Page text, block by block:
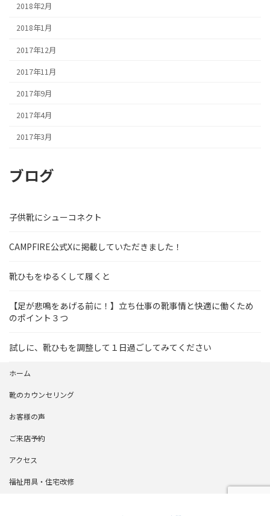
2018年2月
2018年1月
2017年12月
2017年11月
2017年9月
2017年4月
2017年3月
ブログ
子供靴にシューコネクト
CAMPFIRE公式Xに掲載していただきました！
靴ひもをゆるくして履くと
【足が悲鳴をあげる前に！】立ち仕事の靴事情と快適に働くため
のポイント３つ
試しに、靴ひもを調整して１日過ごしてみてください
ホーム
靴のカウンセリング
お客様の声
ご来店予約
アクセス
福祉用具・住宅改修